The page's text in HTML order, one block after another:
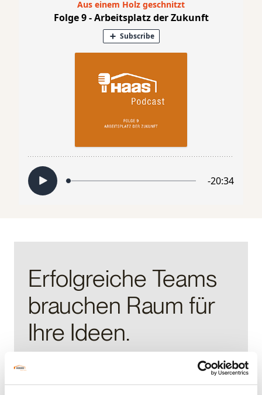
Erfolgreiche Teams
brauchen Raum für
Ihre Ideen.